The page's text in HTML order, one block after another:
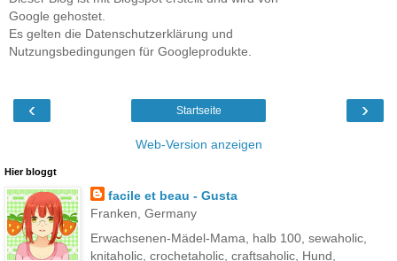
Google gehostet.
Es gelten die Datenschutzerklärung und
Nutzungsbedingungen für Googleprodukte.
‹ ›
Startseite
Web-Version anzeigen
Hier bloggt
facile et beau - Gusta
Franken, Germany
Erwachsenen-Mädel-Mama, halb 100, sewaholic,
knitaholic, crochetaholic, craftsaholic, Hund,